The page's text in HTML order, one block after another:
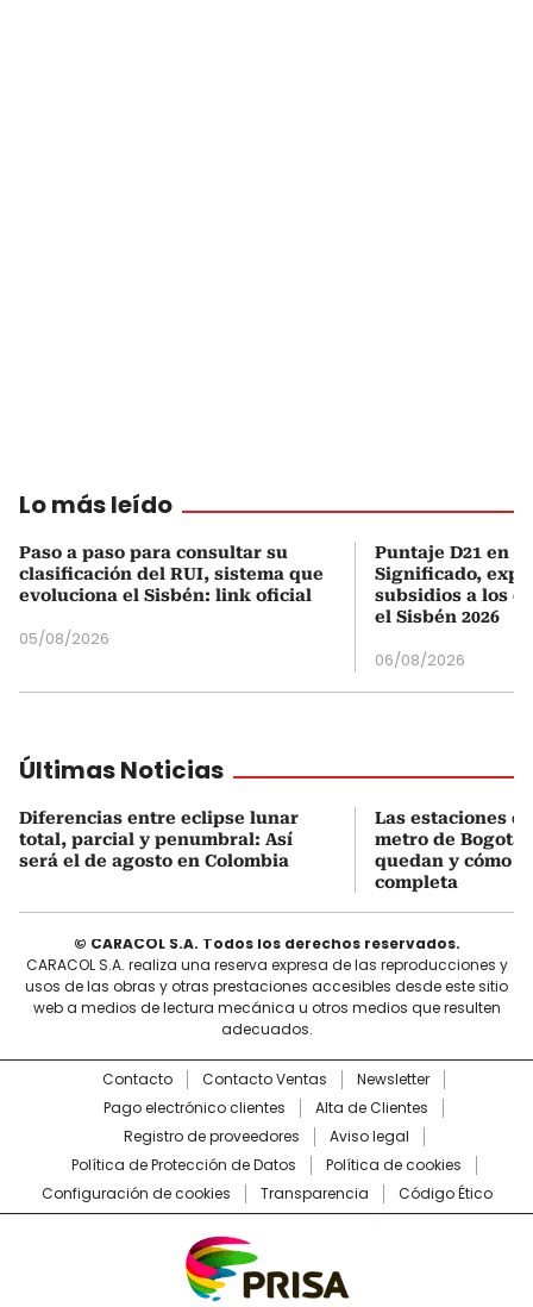
Lo más leído
Paso a paso para consultar su
clasificación del RUI, sistema que
evoluciona el Sisbén: link oficial
05/08/2026
Puntaje D21 en
Significado,
subsidios a los
el Sisbén 2026
06/08/2026
Últimas Noticias
Diferencias entre eclipse lunar
total, parcial y penumbral: Así
será el de agosto en Colombia
Las estaciones
metro de Bogotá:
quedan y cómo
completa
© CARACOL S.A. Todos los derechos reservados.
CARACOL S.A. realiza una reserva expresa de las reproducciones y
usos de las obras y otras prestaciones accesibles desde este sitio
web a medios de lectura mecánica u otros medios que resulten
adecuados.
Contacto Contacto Ventas
Newsletter
Pago electrónico clientes
Alta de Clientes
Registro de proveedores
Aviso legal
Política de Protección de Datos
Política de cookies
Configuración de cookies
Transparencia Código Ético